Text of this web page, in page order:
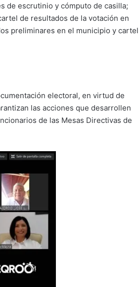
de escrutinio y cómputo de casilla;
de resultados de la votación en
preliminares en el municipio y cartel
electoral, en virtud de
las acciones que desarrollen
de las Mesas Directivas de